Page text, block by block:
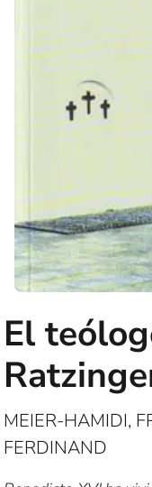
El
MEIER-HAMIDI,
FERDINAND